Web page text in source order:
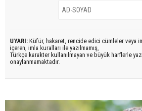
UYARI: Küfür, hakaret, rencide edici cümleler veya
içeren, imla kuralları ile yazılmamış,
Türkçe karakter kullanılmayan ve büyük harflerle
onaylanmamaktadır.